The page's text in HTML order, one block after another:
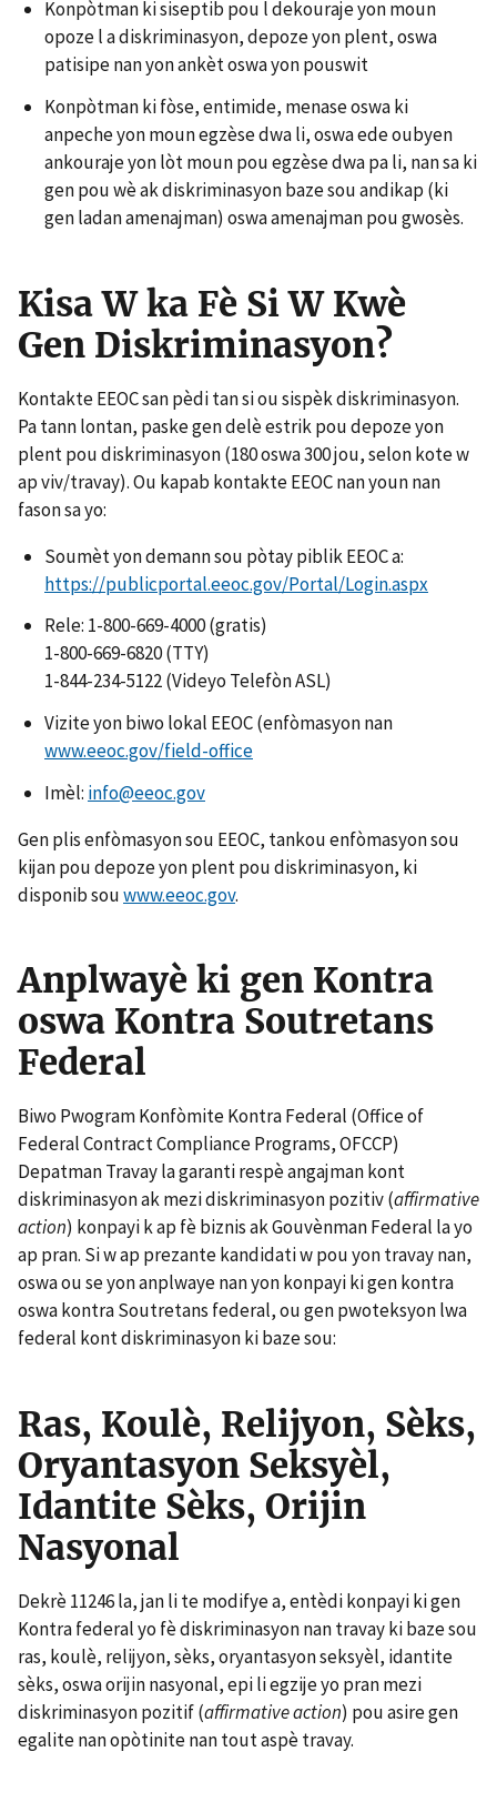
Konpòtman ki siseptib pou l dekouraje yon moun
opoze l a diskriminasyon, depoze yon plent, oswa
patisipe nan yon ankèt oswa yon pouswit
Konpòtman ki fòse, entimide, menase oswa ki
anpeche yon moun egzèse dwa li, oswa ede oubyen
ankouraje yon lòt moun pou egzèse dwa pa li, nan sa ki
gen pou wè ak diskriminasyon baze sou andikap (ki
gen ladan amenajman) oswa amenajman pou gwosès.
Kisa W ka Fè Si W Kwè
Gen Diskriminasyon?
Kontakte EEOC san pèdi tan si ou sispèk diskriminasyon.
Pa tann lontan, paske gen delè estrik pou depoze yon
plent pou diskriminasyon (180 oswa 300 jou, selon kote w
ap viv/travay). Ou kapab kontakte EEOC nan youn nan
fason sa yo:
Soumèt yon demann sou pòtay piblik EEOC a:
https://publicportal.eeoc.gov/Portal/Login.aspx
Rele: 1-800-669-4000 (gratis)
1-800-669-6820 (TTY)
1-844-234-5122 (Videyo Telefòn ASL)
Vizite yon biwo lokal EEOC (enfòmasyon nan
www.eeoc.gov/field-office
Imèl: info@eeoc.gov
Gen plis enfòmasyon sou EEOC, tankou enfòmasyon sou
kijan pou depoze yon plent pou diskriminasyon, ki
disponib souwww.eeoc.gov.
Anplwayè ki gen Kontra
oswa Kontra Soutretans
Federal
Biwo Pwogram Konfòmite Kontra Federal (Office of
Federal Contract Compliance Programs, OFCCP)
Depatman Travay la garanti respè angajman kont
diskriminasyon ak mezi diskriminasyon pozitiv (affirmative
action) konpayi k ap fè biznis ak Gouvènman Federal la yo
ap pran. Si w ap prezante kandidati w pou yon travay nan,
oswa ou se yon anplwaye nan yon konpayi ki gen kontra
oswa kontra Soutretans federal, ou gen pwoteksyon lwa
federal kont diskriminasyon ki baze sou:
Ras, Koulè, Relijyon, Sèks,
Oryantasyon Seksyèl,
Idantite Sèks, Orijin
Nasyonal
Dekrè 11246 la, jan li te modifye a, entèdi konpayi ki gen
Kontra federal yo fè diskriminasyon nan travay ki baze sou
ras, koulè, relijyon, sèks, oryantasyon seksyèl, idantite
sèks, oswa orijin nasyonal, epi li egzije yo pran mezi
diskriminasyon pozitif (affirmative action) pou asire gen
egalite nan opòtinite nan tout aspè travay.